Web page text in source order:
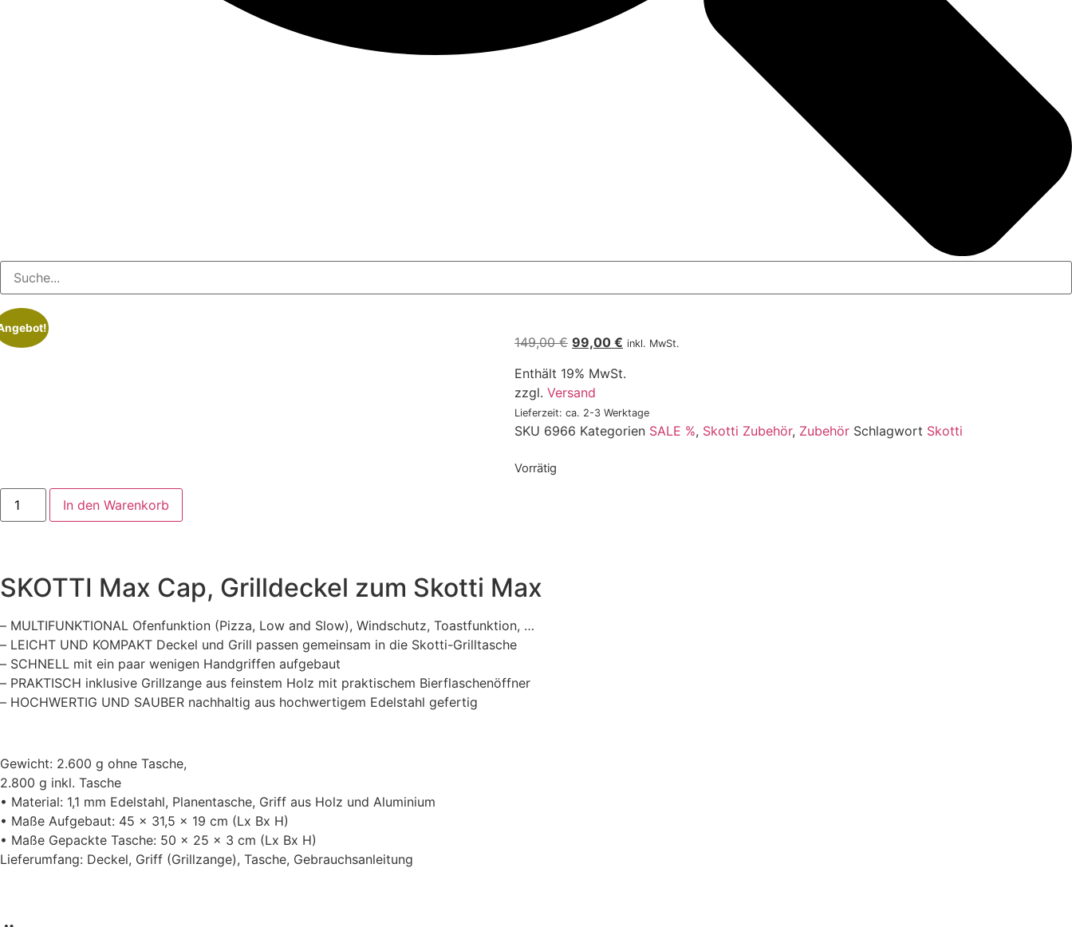
149,00€ 99,00€ inkl. MwSt.
Enthält 19% MwSt.
zzgl.Versand
Lieferzeit: ca. 2-3 Werktage
SKU 6966 Kategorien SALE %, Skotti Zubehör, Zubehör Schlagwort Skotti
Vorrätig
In den Warenkorb
SKOTTI Max Cap, Grilldeckel zum Skotti Max
– MULTIFUNKTIONAL Ofenfunktion (Pizza, Low and Slow), Windschutz, Toastfunktion, …
– LEICHT UND KOMPAKT Deckel und Grill passen gemeinsam in die Skotti-Grilltasche
– SCHNELL mit ein paar wenigen Handgriffen aufgebaut
– PRAKTISCH inklusive Grillzange aus feinstem Holz mit praktischem Bierflaschenöffner
– HOCHWERTIG UND SAUBER nachhaltig aus hochwertigem Edelstahl gefertig
Gewicht: 2.600 g ohne Tasche,
2.800 g inkl. Tasche
• Material: 1,1 mm Edelstahl, Planentasche, Griff aus Holz und Aluminium
• Maße Aufgebaut: 45 x 31,5 x 19 cm (Lx Bx H)
• Maße Gepackte Tasche: 50 x 25 x 3 cm (Lx Bx H)
Lieferumfang: Deckel, Griff (Grillzange), Tasche, Gebrauchsanleitung